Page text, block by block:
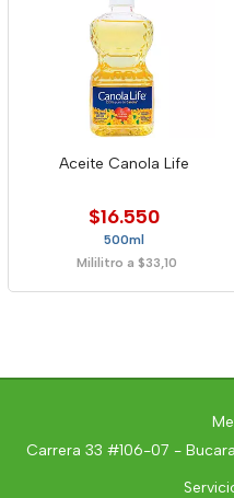
Aceite Canola Life
$16.550
500ml
Mililitro a $33,10
Carrera 33 #106-07 -